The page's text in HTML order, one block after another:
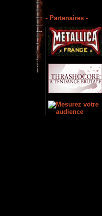
- Partenaires -